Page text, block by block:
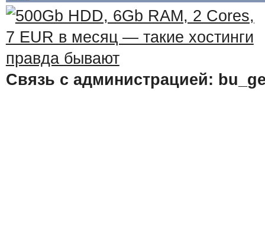
Связь с администрацией: